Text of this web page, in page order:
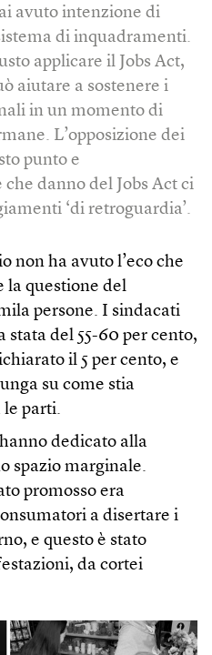
avuto intenzione di
di inquadramenti.
applicare il Jobs Act,
aiutare a sostenere i
in un momento di
L’opposizione dei
punto e
danno del Jobs Act ci
‘di retroguardia’.
non ha avuto l’eco che
la questione del
persone. I sindacati
stata del 55-60 per cento,
il 5 per cento, e
su come stia
le parti.
dedicato alla
spazio marginale.
promosso era
a disertare i
e questo è stato
da cortei